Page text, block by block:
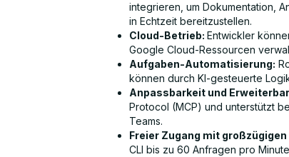
integrieren, um Dokumentation,
in Echtzeit bereitzustellen.
Cloud-Betrieb: Entwickler
Google Cloud-Ressourcen
Aufgaben-Automatisierung:
können durch KI-gesteuerte
Anpassbarkeit und
Protocol (MCP) und unterstützt
Teams.
Freier Zugang mit
CLI bis zu 60 Anfragen pro